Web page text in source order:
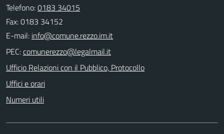
Telefono:0183 34015
Fax: 0183 34152
E-mail:
PEC:
Ufficio Relazioni con il Pubblico, Protocollo
Uffici e orari
Numeri utili